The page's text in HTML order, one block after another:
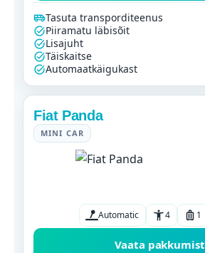
Tasuta transporditeenus
Piiramatu läbisõit
Lisajuht
Täiskaitse
Automaatkäigukast
Fiat Panda
MINI CAR
Automatic 4 1
Vaata pakkumist